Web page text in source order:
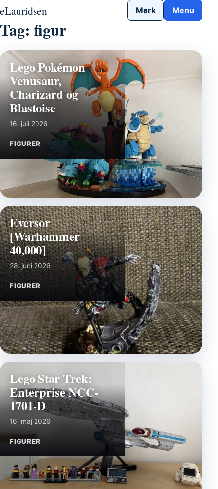
Gå til indhold
eLauridsen Mørk Menu
Tag: figur
Lego Pokémon
Venusaur,
Charizard og
Blastoise
16. juli 2026
FIGURER
Eversor
[Warhammer
40,000]
28. juni 2026
FIGURER
Lego Star Trek:
Enterprise NCC-
1701-D
16. maj 2026
FIGURER